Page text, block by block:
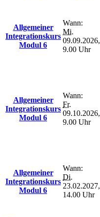
Allgemeiner
Integrationskurs
Modul 6
Wann:
Mi.
09.09.2026,
9.00 Uhr
Allgemeiner
Integrationskurs
Modul 6
Wann:
Fr.
09.10.2026,
9.00 Uhr
Allgemeiner
Integrationskurs
Modul 6
Wann:
Di.
23.02.2027,
14.00 Uhr